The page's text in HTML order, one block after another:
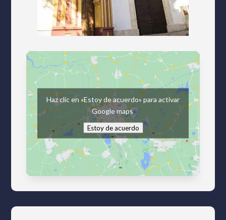
Haz clic en «Estoy de acuerdo» para activar
Google maps
Estoy de acuerdo